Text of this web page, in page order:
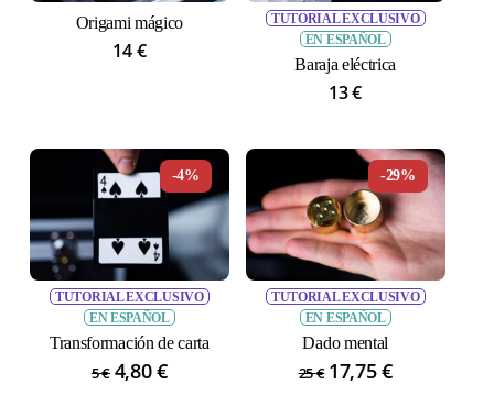
No hay productos en el carrito.
GO TO SHOP
Origami mágico
14€
TUTORIAL EXCLUSIVO
EN ESPAÑOL
Baraja eléctrica
13€
-4%
TUTORIAL EXCLUSIVO
EN ESPAÑOL
Transformación de carta
5€ El
4,80€El
-29%
TUTORIAL EXCLUSIVO
EN ESPAÑOL
Dado mental
25€ El
17,75€El